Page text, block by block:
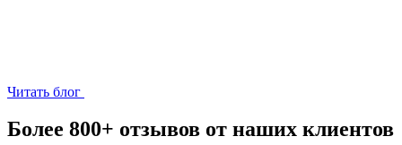
Читать блог
Более 800+ отзывов от наших клиентов